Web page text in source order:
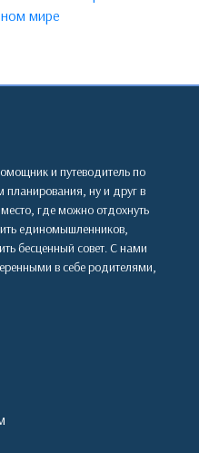
мире
и путеводитель по
планирования, ну и друг в
где можно отдохнуть
единомышленников,
бесценный совет. С нами
в себе родителями,